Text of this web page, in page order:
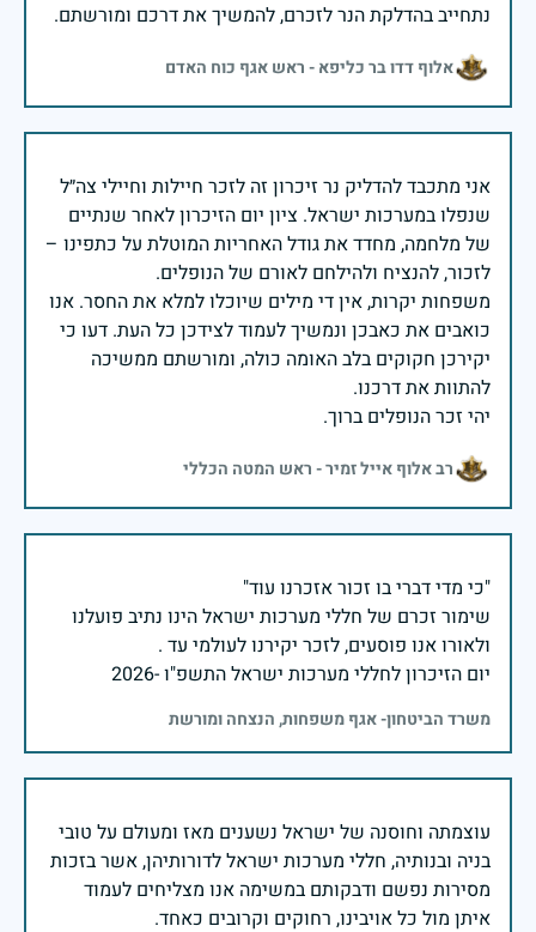
נתחייב בהדלקת הנר לזכרם, להמשיך את דרכם ומורשתם.
אלוף דדו בר כליפא - ראש אגף כוח האדם
אני מתכבד להדליק נר זיכרון זה לזכר חיילות וחיילי צה״ל
שנפלו במערכות ישראל. ציון יום הזיכרון לאחר שנתיים
של מלחמה, מחדד את גודל האחריות המוטלת על כתפינו –
משפחות יקרות, אין די מילים שיוכלו למלא את החסר. אנו
כואבים את כאבכן ונמשיך לעמוד לצידכן כל העת. דעו כי
יקירכן חקוקים בלב האומה כולה, ומורשתם ממשיכה
יהי זכר הנופלים ברוך.
רב אלוף אייל זמיר - ראש המטה הכללי
שימור זכרם של חללי מערכות ישראל הינו נתיב פועלנו
יום הזיכרון לחללי מערכות ישראל התשפ"ו -2026
משרד הביטחון- אגף משפחות, הנצחה ומורשת
עוצמתה וחוסנה של ישראל נשענים מאז ומעולם על טובי
בניה ובנותיה, חללי מערכות ישראל לדורותיהן, אשר בזכות
מסירות נפשם ודבקותם במשימה אנו מצליחים לעמוד